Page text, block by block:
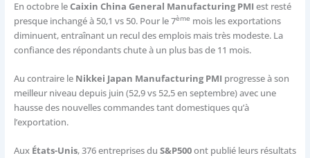
En octobre leCaixin China General Manufacturing PMI est resté
presque inchangé à 50,1 vs 50. Pour le 7ème mois les exportations
diminuent, entraînant un recul des emplois mais très modeste. La
confiance des répondants chute à un plus bas de 11 mois.
Au contraire le Nikkei Japan Manufacturing PMI progresse à son
meilleur niveau depuis juin (52,9 vs 52,5 en septembre) avec une
hausse des nouvelles commandes tant domestiques qu’à
l’exportation.
Aux États-Unis, 376 entreprises du S&P500ont publié leurs résultats